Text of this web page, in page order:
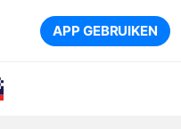
APP GEBRUIKEN